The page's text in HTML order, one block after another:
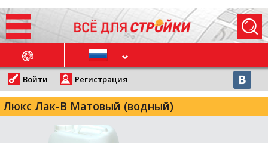
НОВОСТИ
Войти Регистрация
Люкс Лак-В Матовый (водный)